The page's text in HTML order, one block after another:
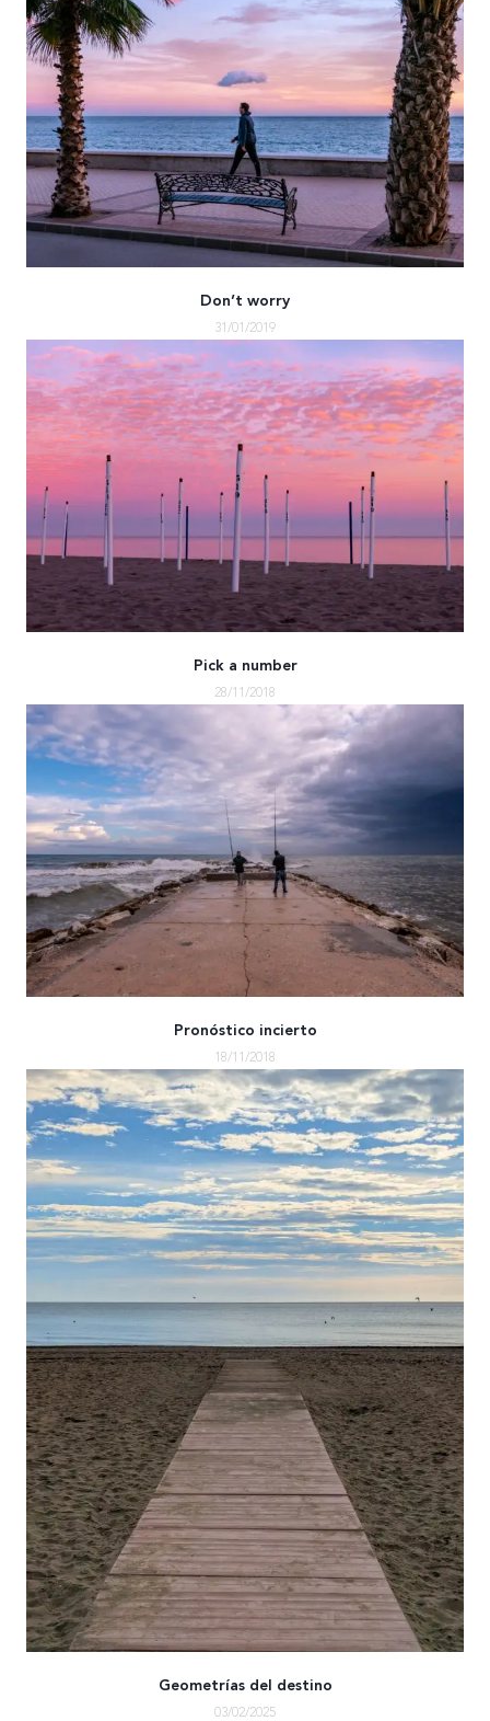
Don’t worry
31/01/2019
Pick a number
28/11/2018
Pronóstico incierto
18/11/2018
Geometrías del destino
03/02/2025